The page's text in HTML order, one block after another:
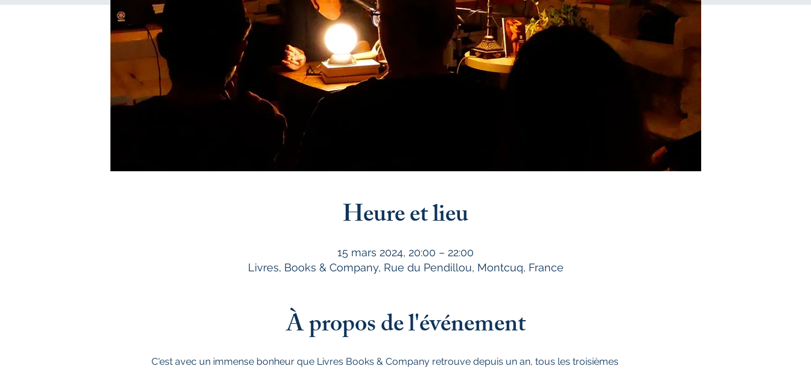
Heure et lieu
15 mars 2024, 20:00 – 22:00
Livres, Books & Company, Rue du Pendillou, Montcuq, France
À propos de l'événement
C'est avec un immense bonheur que Livres Books & Company retrouve depuis un an, tous les troisièmes